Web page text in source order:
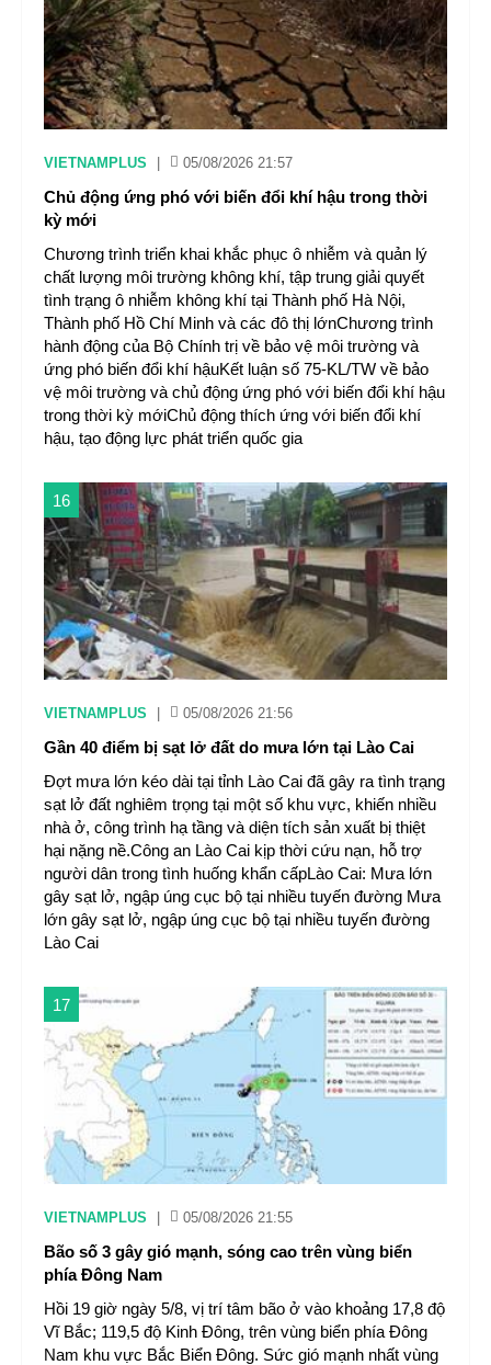
VIETNAMPLUS 05/08/2026 21:57
Chủ động ứng phó với biến đổi khí hậu trong thời
kỳ mới
Chương trình triển khai khắc phục ô nhiễm và quản lý
chất lượng môi trường không khí, tập trung giải quyết
tình trạng ô nhiễm không khí tại Thành phố Hà Nội,
Thành phố Hồ Chí Minh và các đô thị lớnChương trình
hành động của Bộ Chính trị về bảo vệ môi trường và
ứng phó biến đổi khí hậuKết luận số 75-KL/TW về bảo
vệ môi trường và chủ động ứng phó với biến đổi khí hậu
trong thời kỳ mớiChủ động thích ứng với biến đổi khí
hậu, tạo động lực phát triển quốc gia
16
VIETNAMPLUS 05/08/2026 21:56
Gần 40 điểm bị sạt lở đất do mưa lớn tại Lào Cai
Đợt mưa lớn kéo dài tại tỉnh Lào Cai đã gây ra tình trạng
sạt lở đất nghiêm trọng tại một số khu vực, khiến nhiều
nhà ở, công trình hạ tầng và diện tích sản xuất bị thiệt
hại nặng nề.Công an Lào Cai kịp thời cứu nạn, hỗ trợ
người dân trong tình huống khẩn cấpLào Cai: Mưa lớn
gây sạt lở, ngập úng cục bộ tại nhiều tuyến đường Mưa
lớn gây sạt lở, ngập úng cục bộ tại nhiều tuyến đường
Lào Cai
17
VIETNAMPLUS 05/08/2026 21:55
Bão số 3 gây gió mạnh, sóng cao trên vùng biển
phía Đông Nam
Hồi 19 giờ ngày 5/8, vị trí tâm bão ở vào khoảng 17,8 độ
Vĩ Bắc; 119,5 độ Kinh Đông, trên vùng biển phía Đông
Nam khu vực Bắc Biển Đông. Sức gió mạnh nhất vùng